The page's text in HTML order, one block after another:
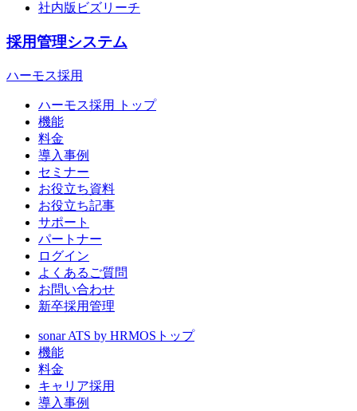
社内版ビズリーチ
採用管理システム
ハーモス採用
ハーモス採用 トップ
機能
料金
導入事例
セミナー
お役立ち資料
お役立ち記事
サポート
パートナー
ログイン
よくあるご質問
お問い合わせ
新卒採用管理
sonar ATS by HRMOS トップ
機能
料金
キャリア採用
導入事例